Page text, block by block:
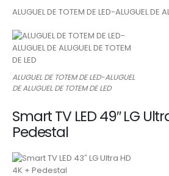
ALUGUEL DE TOTEM DE LED-ALUGUEL DE
ALUGUEL DE TOTEM DE LED-ALUGUEL
DE ALUGUEL DE TOTEM DE LED
Smart TV LED 49″ LG
Pedestal